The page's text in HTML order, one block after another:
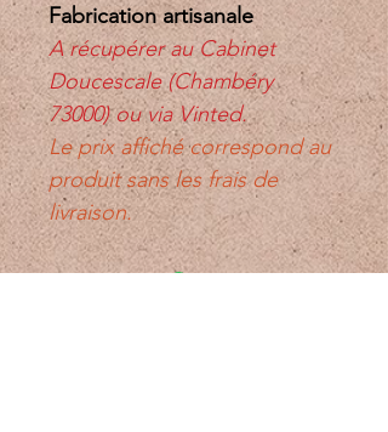
Fabrication artisanale
A récupérer au Cabinet
Doucescale (Chambéry
73000) ou via Vinted.
Le prix affiché correspond au
produit sans les frais de
livraison.